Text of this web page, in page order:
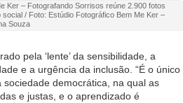
Ker – Fotografando Sorrisos reúne 2.900 fotos
social / Foto: Estúdio Fotográfico Bem Me Ker –
Souza
pela ‘lente’ da sensibilidade, a
e a urgência da inclusão. “É o único
democrática, na qual as
e justas, e o aprendizado é